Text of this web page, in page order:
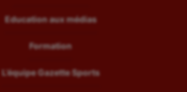
Education aux médias
Formation
L’équipe Gazette Sports